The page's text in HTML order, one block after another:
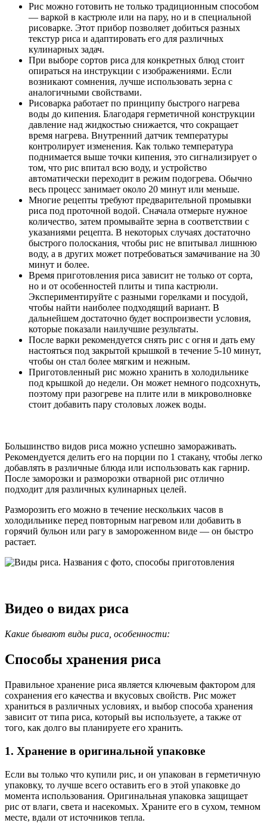
Рис можно готовить не только традиционным способом
— варкой в кастрюле или на пару, но и в специальной
рисоварке. Этот прибор позволяет добиться разных
текстур риса и адаптировать его для различных
кулинарных задач.
При выборе сортов риса для конкретных блюд стоит
опираться на инструкции с изображениями. Если
возникают сомнения, лучше использовать зерна с
аналогичными свойствами.
Рисоварка работает по принципу быстрого нагрева
воды до кипения. Благодаря герметичной конструкции
давление над жидкостью снижается, что сокращает
время нагрева. Внутренний датчик температуры
контролирует изменения. Как только температура
поднимается выше точки кипения, это сигнализирует о
том, что рис впитал всю воду, и устройство
автоматически переходит в режим подогрева. Обычно
весь процесс занимает около 20 минут или меньше.
Многие рецепты требуют предварительной промывки
риса под проточной водой. Сначала отмерьте нужное
количество, затем промывайте зерна в соответствии с
указаниями рецепта. В некоторых случаях достаточно
быстрого полоскания, чтобы рис не впитывал лишнюю
воду, а в других может потребоваться замачивание на 30
минут и более.
Время приготовления риса зависит не только от сорта,
но и от особенностей плиты и типа кастрюли.
Экспериментируйте с разными горелками и посудой,
чтобы найти наиболее подходящий вариант. В
дальнейшем достаточно будет воспроизвести условия,
которые показали наилучшие результаты.
После варки рекомендуется снять рис с огня и дать ему
настояться под закрытой крышкой в течение 5-10 минут,
чтобы он стал более мягким и нежным.
Приготовленный рис можно хранить в холодильнике
под крышкой до недели. Он может немного подсохнуть,
поэтому при разогреве на плите или в микроволновке
стоит добавить пару столовых ложек воды.
Большинство видов риса можно успешно замораживать.
Рекомендуется делить его на порции по 1 стакану, чтобы легко
добавлять в различные блюда или использовать как гарнир.
После заморозки и разморозки отварной рис отлично
подходит для различных кулинарных целей.
Разморозить его можно в течение нескольких часов в
холодильнике перед повторным нагревом или добавить в
горячий бульон или рагу в замороженном виде — он быстро
растает.
Видео о видах риса
Какие бывают виды риса, особенности:
Способы хранения риса
Правильное хранение риса является ключевым фактором для
сохранения его качества и вкусовых свойств. Рис может
храниться в различных условиях, и выбор способа хранения
зависит от типа риса, который вы используете, а также от
того, как долго вы планируете его хранить.
1. Хранение в оригинальной упаковке
Если вы только что купили рис, и он упакован в герметичную
упаковку, то лучше всего оставить его в этой упаковке до
момента использования. Оригинальная упаковка защищает
рис от влаги, света и насекомых. Храните его в сухом, темном
месте, вдали от источников тепла.